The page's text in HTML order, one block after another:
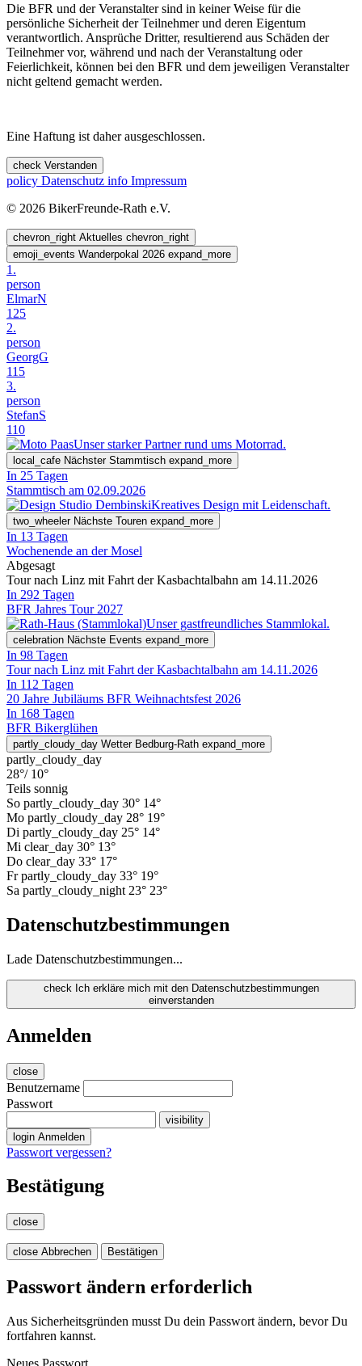
Die BFR und der Veranstalter sind in keiner Weise für die
persönliche Sicherheit der Teilnehmer und deren Eigentum
verantwortlich. Ansprüche Dritter, resultierend aus Schäden der
Teilnehmer vor, während und nach der Veranstaltung oder
Feierlichkeit, können bei den BFR und dem jeweiligen Veranstalter
nicht geltend gemacht werden.
Eine Haftung ist daher ausgeschlossen.
check Verstanden
policy Datenschutz info Impressum
© 2026 BikerFreunde-Rath e.V.
chevron_right Aktuelles chevron_right
emoji_events Wanderpokal 2026 expand_more
1.
person
ElmarN
125
2.
person
GeorgG
115
3.
person
StefanS
110
Unser starker Partner rund ums Motorrad.
local_cafe Nächster Stammtisch expand_more
In 25 Tagen
Stammtisch am 02.09.2026
Kreatives Design mit Leidenschaft.
two_wheeler Nächste Touren expand_more
In 13 Tagen
Wochenende an der Mosel
Abgesagt
Tour nach Linz mit Fahrt der Kasbachtalbahn am 14.11.2026
In 292 Tagen
BFR Jahres Tour 2027
Unser gastfreundliches Stammlokal.
celebration Nächste Events expand_more
In 98 Tagen
Tour nach Linz mit Fahrt der Kasbachtalbahn am 14.11.2026
In 112 Tagen
20 Jahre Jubiläums BFR Weihnachtsfest 2026
In 168 Tagen
BFR Bikerglühen
partly_cloudy_day Wetter Bedburg-Rath expand_more
partly_cloudy_day
28°/ 10°
Teils sonnig
So partly_cloudy_day 30° 14°
Mo partly_cloudy_day 28° 19°
Di partly_cloudy_day 25° 14°
Mi clear_day 30° 13°
Do clear_day 33° 17°
Fr partly_cloudy_day 33° 19°
Sa partly_cloudy_night 23° 23°
Datenschutzbestimmungen
Lade Datenschutzbestimmungen...
check Ich erkläre mich mit den Datenschutzbestimmungen
einverstanden
Anmelden
close
Benutzername
Passwort
visibility
login Anmelden
Passwort vergessen?
Bestätigung
close
close Abbrechen Bestätigen
Passwort ändern erforderlich
Aus Sicherheitsgründen musst Du dein Passwort ändern, bevor Du
fortfahren kannst.